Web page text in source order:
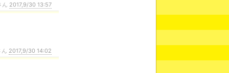
2017,9/30 13:57
2017,9/30 14:02